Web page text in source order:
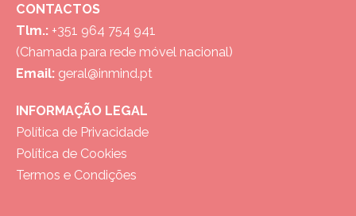
CONTACTOS
Tlm.: +351 964 754 941
(Chamada para rede móvel nacional)
Email: geral@inmind.pt
INFORMAÇÃO LEGAL
Política de Privacidade
Política de Cookies
Termos e Condições